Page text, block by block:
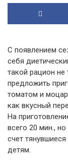
С появлением
себя
такой рацион не
предложить
томатом и
как вкусный
На
всего 20 мин.,
счет
детям.